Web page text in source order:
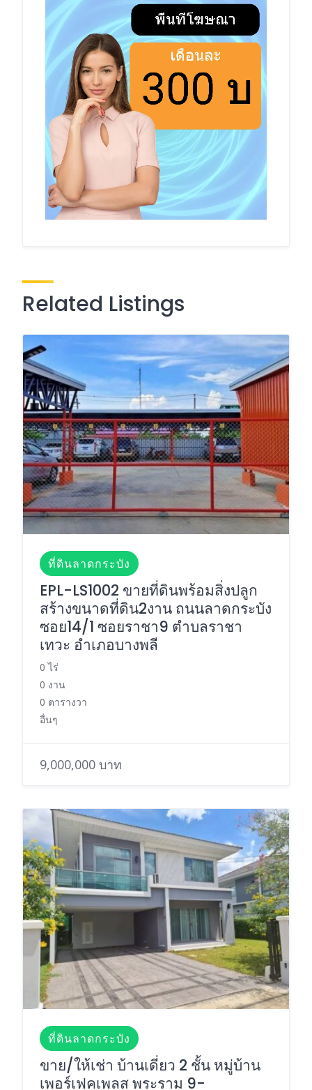
Related Listings
ที่ดินลาดกระบัง
EPL-LS1002 ขายที่ดินพร้อมสิ่งปลูก
สร้างขนาดที่ดิน2งาน ถนนลาดกระบัง
ซอย14/1 ซอยราชา9 ตำบลราชา
เทวะ อำเภอบางพลี
0 ไร่
0 งาน
0 ตารางวา
อื่นๆ
9,000,000 บาท
ที่ดินลาดกระบัง
ขาย/ให้เช่า บ้านเดี่ยว 2 ชั้น หมู่บ้าน
เพอร์เฟคเพลส พระราม 9-